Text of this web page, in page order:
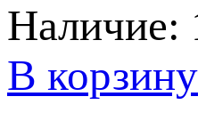
Наличие:
В корзину